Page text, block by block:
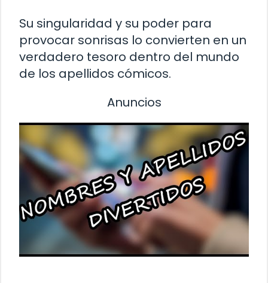
Su singularidad y su poder para
provocar sonrisas lo convierten en un
verdadero tesoro dentro del mundo
de los apellidos cómicos.
Anuncios